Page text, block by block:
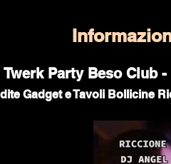
Twerk Party Beso Club
Gadget e Tavoli Bollicine